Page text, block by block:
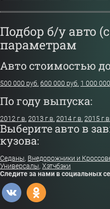
Подбор б/у авто
параметрам
Авто стоимостью
500 000 руб. 600 000 руб. 1 000
По году выпуска:
2012 г.в. 2013 г.в. 2014 г.в. 2015 г.в.
Выберите авто в
кузова:
Седаны, Внедорожники и
Универсалы, Хэтчбэки
Следите за нами в социальных